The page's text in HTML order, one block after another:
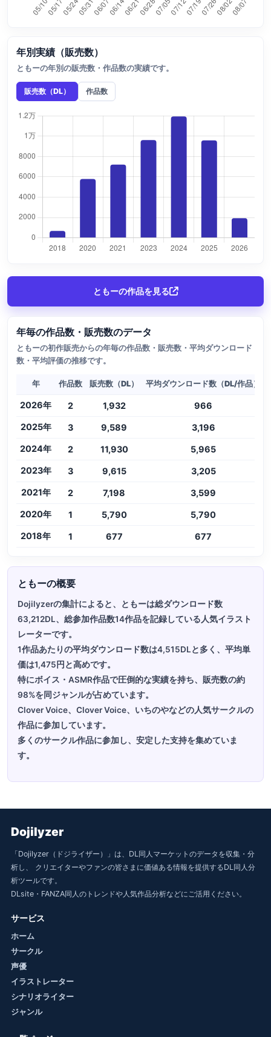
年別実績（販売数）
ともーの年別の販売数・作品数の実績です。
販売数（DL） 作品数
ともーの作品を見る
年毎の作品数・販売数のデータ
ともーの初作販売からの年毎の作品数・販売数・平均ダウンロード
数・平均評価の推移です。
年 作品数 販売数（DL） 平均ダウンロード数（DL/作品）
2026年 2 1,932 966
2025年 3 9,589 3,196
2024年 2 11,930 5,965
2023年 3 9,615 3,205
2021年 2 7,198 3,599
2020年 1 5,790 5,790
2018年 1 677 677
ともーの概要
Dojilyzerの集計によると、ともーは総ダウンロード数
63,212DL、総参加作品数14作品を記録している人気イラスト
レーターです。
1作品あたりの平均ダウンロード数は4,515DLと多く、平均単
価は1,475円と高めです。
特にボイス・ASMR作品で圧倒的な実績を持ち、販売数の約
98%を同ジャンルが占めています。
Clover Voice、Clover Voice、いちのやなどの人気サークルの
作品に参加しています。
多くのサークル作品に参加し、安定した支持を集めていま
す。
Dojilyzer
「Dojilyzer（ドジライザー）」は、DL同人マーケットのデータを収集・分
析し、 クリエイターやファンの皆さまに価値ある情報を提供するDL同人分
析ツールです。
DLsite・FANZA同人のトレンドや人気作品分析などにご活用ください。
サービス
ホーム
サークル
声優
イラストレーター
シナリオライター
ジャンル